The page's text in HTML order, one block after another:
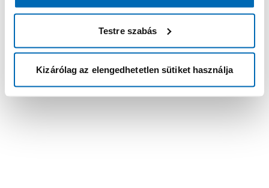
Testre szabás
Kizárólag az elengedhetetlen sütiket használja